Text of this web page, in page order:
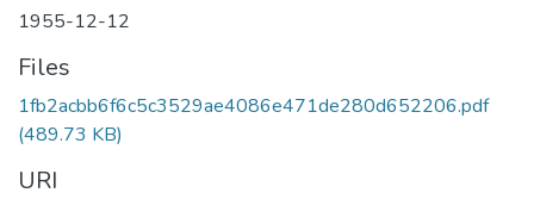
1955-12-12
Files
1fb2acbb6f6c5c3529ae4086e471de280d652206.pdf
(489.73 KB)
URI